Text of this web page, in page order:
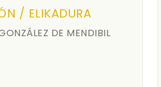
/ ELIKADURA
DE MENDIBIL